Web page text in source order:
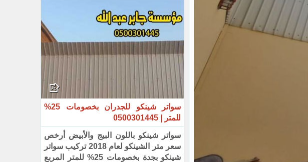
سواتر شينكو للجدران بخصومات 25%
للمتر | 0500301445‏
سواتر شينكو باللون البيج والأبيض أرخص
سعر متر الشينكو لعام 2018 تركيب سواتر
شينكو بجدة بخصومات 25% للمتر المربع